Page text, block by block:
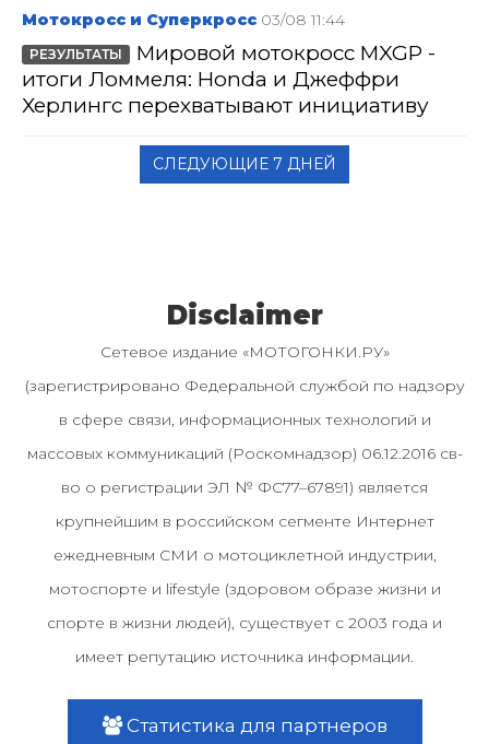
Мотокросс и Суперкросс 03/08 11:44
РЕЗУЛЬТАТЫ
Мировой мотокросс MXGP -
итоги Ломмеля: Honda и Джеффри
Херлингс перехватывают инициативу
СЛЕДУЮЩИЕ 7 ДНЕЙ
Disclaimer
Сетевое издание «МОТОГОНКИ.РУ»
(зарегистрировано Федеральной службой по надзору
в сфере связи, информационных технологий и
массовых коммуникаций (Роскомнадзор) 06.12.2016 св-
во о регистрации ЭЛ № ФС77–67891) является
крупнейшим в российском сегменте Интернет
ежедневным СМИ о мотоциклетной индустрии,
мотоспорте и lifestyle (здоровом образе жизни и
спорте в жизни людей), существует с 2003 года и
имеет репутацию источника информации.
Статистика для партнеров